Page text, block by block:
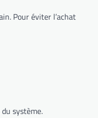
Pour éviter l’achat
système.